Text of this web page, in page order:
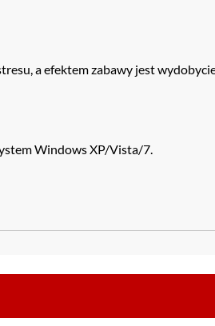
a efektem zabawy jest
Windows XP/Vista/7.